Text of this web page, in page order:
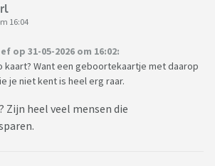
16:04
op 31-05-2026 om 16:02:
kaart? Want een geboortekaartje met daarop
je niet kent is heel erg raar.
Zijn heel veel mensen die